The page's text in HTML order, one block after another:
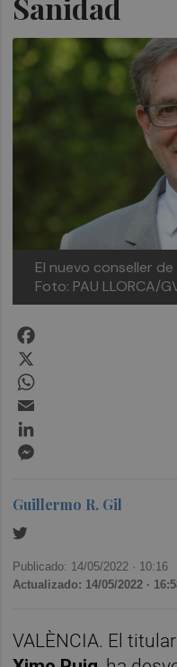
El nuevo conseller
Foto: PAU LLORCA/
Guillermo R. Gil
Publicado: 14/05/2022 · 10:16
Actualizado: 14/05/2022 ·
VALÈNCIA. El